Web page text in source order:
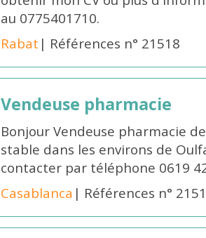
au 0775401710.
Rabat | Références n° 21518
Vendeuse pharmacie
Bonjour Vendeuse pharmacie
stable dans les environs de
contacter par téléphone 0619
Casablanca | Références n°